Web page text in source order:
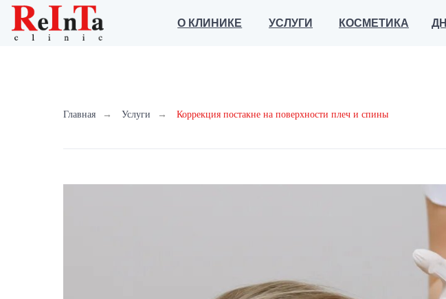
О КЛИНИКЕ УСЛУГИ КОСМЕТИКА ДНК-ТЕСТЫ
Главная → Услуги → Коррекция постакне на поверхности плеч и спины